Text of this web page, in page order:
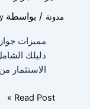
مدونة / بواسطة
مميزات
دليلك
الاستثمار
Read Post »